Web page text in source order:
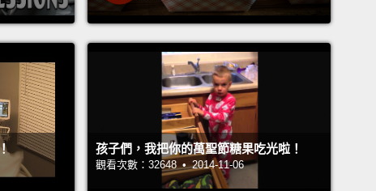
!我是麥特戴蒙。為了要替 Water.org 募資，我和 Omaze
起聚聚的機會。我們將一起看新電影、在會後派對喝幾
你和我會是一個團隊。所以，為了要讓你有點概念，我
模擬情境，讓完全狀況外的人有機會體驗在間諜電影裡
角。他們要做的就只有相信我。
Up... Look at those ladies.
孩子們，我把你的萬聖節糖果吃光啦！
觀看次數：32648 • 2014-11-06